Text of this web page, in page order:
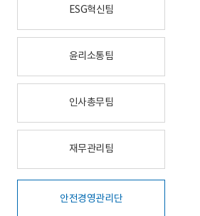
ESG혁신팀
윤리소통팀
인사총무팀
재무관리팀
안전경영관리단